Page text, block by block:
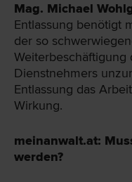
Mag. Michael
Entlassung benötigt
der so
Weiterbeschäftigung
Dienstnehmers
Entlassung das
Wirkung.
meinanwalt.at:
werden?